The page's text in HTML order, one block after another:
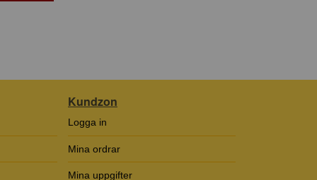
Kundzon
Logga in
Mina ordrar
Mina uppgifter